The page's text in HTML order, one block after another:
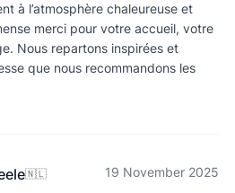
à l’atmosphère chaleureuse et
merci pour votre accueil, votre
Nous repartons inspirées et
que nous recommandons les
🇳🇱 19 November 2025